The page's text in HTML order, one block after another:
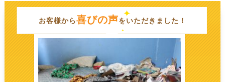
お客様から喜びの声をいただきました！